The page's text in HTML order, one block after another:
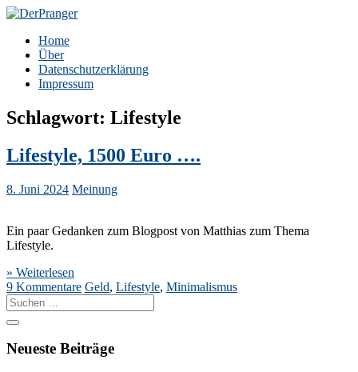
Zum
springen
DerPranger
Finanzen, Freiheit, Prangerei
Home
Über
Datenschutzerklärung
Impressum
Schlagwort: Lifestyle
Lifestyle, 1500 Euro ….
8. Juni 2024 Meinung
Ein paar Gedanken zum Blogpost von Matthias zum Thema
Lifestyle.
» Weiterlesen
9 Kommentare Geld, Lifestyle, Minimalismus
Suche
nach:
Neueste Beiträge